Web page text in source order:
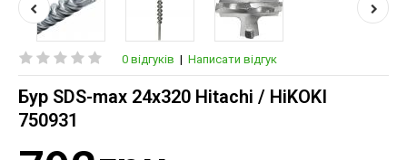
0 відгуків | Написати відгук
Бур SDS-max 24х320 Hitachi / HiKOKI
750931